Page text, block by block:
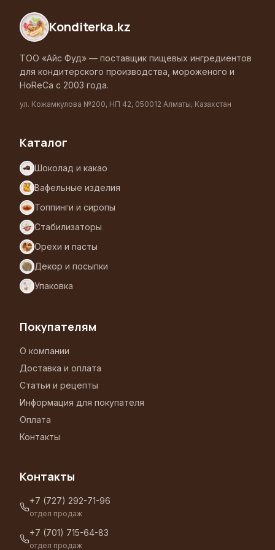
Konditerka.kz
ТОО «Айс Фуд» — поставщик пищевых ингредиентов
для кондитерского производства, мороженого и
HoReCa с 2003 года.
ул. Кожамкулова №200, НП 42, 050012 Алматы, Казахстан
Каталог
Шоколад и какао
Вафельные изделия
Топпинги и сиропы
Стабилизаторы
Орехи и пасты
Декор и посыпки
Упаковка
Покупателям
О компании
Доставка и оплата
Статьи и рецепты
Информация для покупателя
Оплата
Контакты
Контакты
+7 (727) 292-71-96
отдел продаж
+7 (701) 715-64-83
отдел продаж